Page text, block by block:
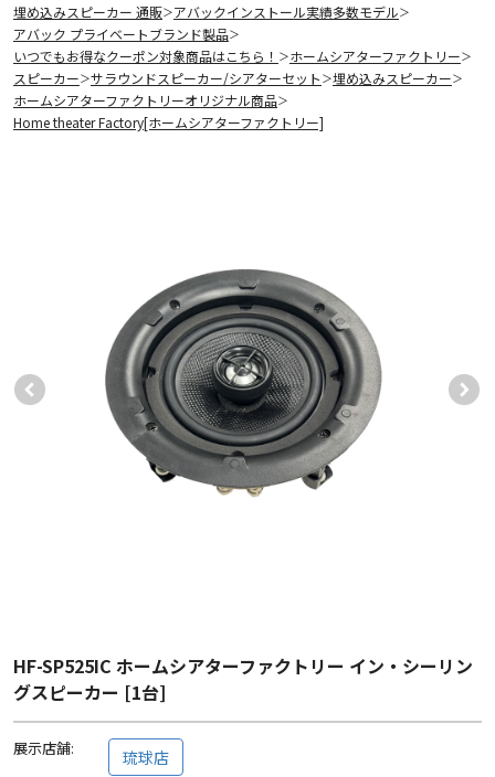
埋め込みスピーカー 通販＞アバックインストール実績多数モデル＞
アバック プライベートブランド製品＞
いつでもお得なクーポン対象商品はこちら！ ＞ホームシアターファクトリー＞
スピーカー＞サラウンドスピーカー/シアターセット ＞埋め込みスピーカー＞
ホームシアターファクトリーオリジナル商品＞
Home theater Factory[ホームシアターファクトリー]
HF-SP525IC ホームシアターファクトリー イン・シーリン
グスピーカー [1台]
展示店舗: 琉球店